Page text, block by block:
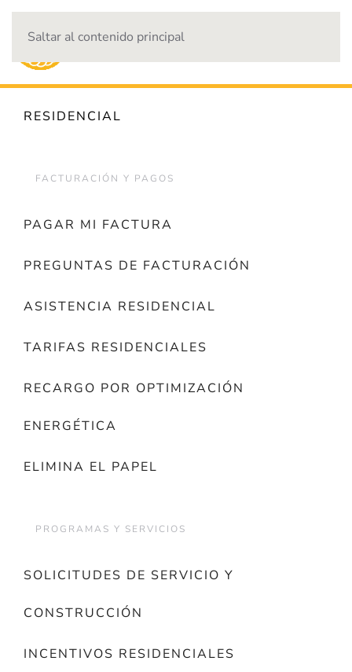
Saltar al contenido principal
RESIDENCIAL
FACTURACIÓN Y PAGOS
PAGAR MI FACTURA
PREGUNTAS DE FACTURACIÓN
ASISTENCIA RESIDENCIAL
TARIFAS RESIDENCIALES
RECARGO POR OPTIMIZACIÓN
ENERGÉTICA
ELIMINA EL PAPEL
PROGRAMAS Y SERVICIOS
SOLICITUDES DE SERVICIO Y
CONSTRUCCIÓN
INCENTIVOS RESIDENCIALES